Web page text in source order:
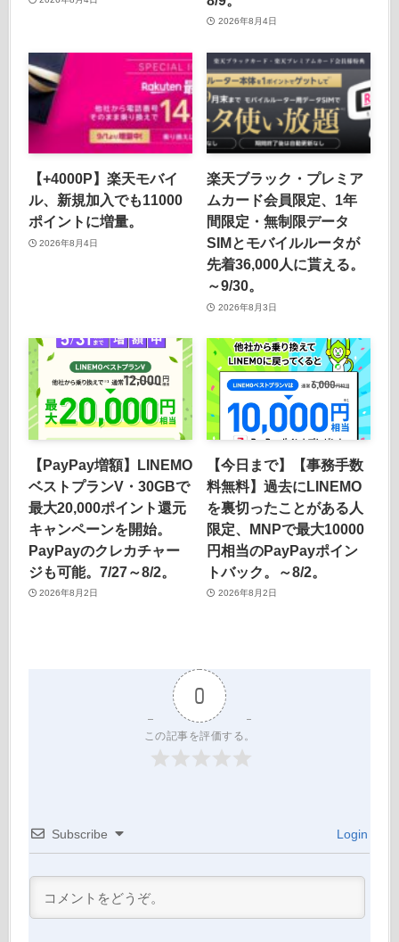
2026年8月4日
【+4000P】楽天モバイ
ル、新規加入でも11000
ポイントに増量。
2026年8月4日
楽天ブラック・プレミア
ムカード会員限定、1年
間限定・無制限データ
SIMとモバイルルータが
先着36,000人に貰える。
～9/30。
2026年8月3日
【PayPay増額】LINEMO
ベストプランV・30GBで
最大20,000ポイント還元
キャンペーンを開始。
PayPayのクレカチャー
ジも可能。7/27～8/2。
2026年8月2日
【今日まで】【事務手数
料無料】過去にLINEMO
を裏切ったことがある人
限定、MNPで最大10000
円相当のPayPayポイン
トバック。～8/2。
2026年8月2日
0
この記事を評価する。
Subscribe Login